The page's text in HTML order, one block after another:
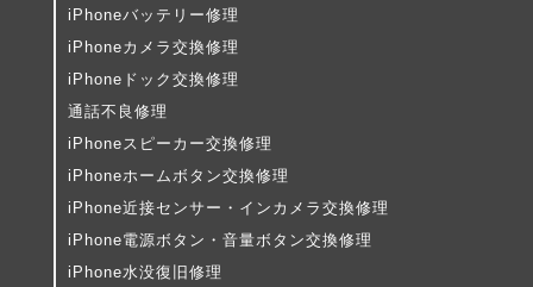
iPhoneバッテリー修理
iPhoneカメラ交換修理
iPhoneドック交換修理
通話不良修理
iPhoneスピーカー交換修理
iPhoneホームボタン交換修理
iPhone近接センサー・インカメラ交換修理
iPhone電源ボタン・音量ボタン交換修理
iPhone水没復旧修理